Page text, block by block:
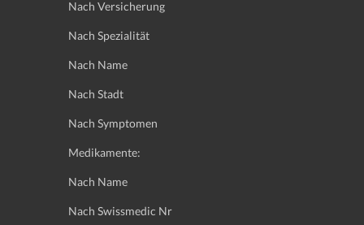
Nach Versicherung
Nach Spezialität
Nach Name
Nach Stadt
Nach Symptomen
Medikamente:
Nach Name
Nach Swissmedic Nr